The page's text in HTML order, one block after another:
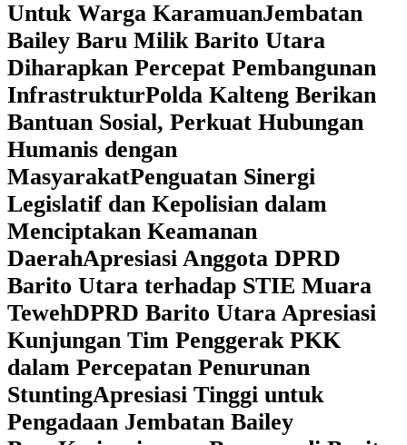
Untuk Warga KaramuanJembatan
Bailey Baru Milik Barito Utara
Diharapkan Percepat Pembangunan
InfrastrukturPolda Kalteng Berikan
Bantuan Sosial, Perkuat Hubungan
Humanis dengan
MasyarakatPenguatan Sinergi
Legislatif dan Kepolisian dalam
Menciptakan Keamanan
DaerahApresiasi Anggota DPRD
Barito Utara terhadap STIE Muara
TewehDPRD Barito Utara Apresiasi
Kunjungan Tim Penggerak PKK
dalam Percepatan Penurunan
StuntingApresiasi Tinggi untuk
Pengadaan Jembatan Bailey